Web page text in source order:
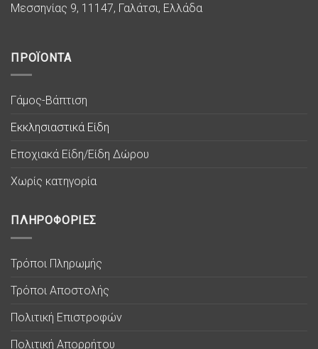
Μεσσηνίας 9, 11147, Γαλάτσι, Ελλάδα
ΠΡΟΪΟΝΤΑ
Γάμος-Βάπτιση
Εκκλησιαστικά Είδη
Εποχιακά Είδη/Είδη Δώρου
Χωρίς κατηγορία
ΠΛΗΡΟΦΟΡΙΕΣ
Τρόποι Πληρωμής
Τρόποι Αποστολής
Πολιτική Επιστροφών
Πολιτική Απορρήτου